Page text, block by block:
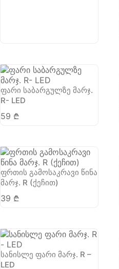
ფარი საბარგულზე მარჯ.
R- LED
59 ₾
ფრთის გამოსაკრავი წინა
მარჯ. R (ქეჩით)
39 ₾
სანისლე ფარი მარჯ. R –
LED